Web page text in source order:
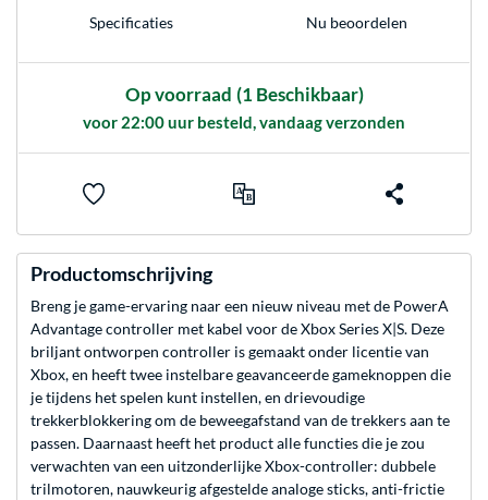
Specificaties Nu beoordelen
Op voorraad (1 Beschikbaar)
voor 22:00 uur besteld, vandaag verzonden
Productomschrijving
Breng je game-ervaring naar een nieuw niveau met de PowerA
Advantage controller met kabel voor de Xbox Series X|S. Deze
briljant ontworpen controller is gemaakt onder licentie van
Xbox, en heeft twee instelbare geavanceerde gameknoppen die
je tijdens het spelen kunt instellen, en drievoudige
trekkerblokkering om de beweegafstand van de trekkers aan te
passen. Daarnaast heeft het product alle functies die je zou
verwachten van een uitzonderlijke Xbox-controller: dubbele
trilmotoren, nauwkeurig afgestelde analoge sticks, anti-frictie